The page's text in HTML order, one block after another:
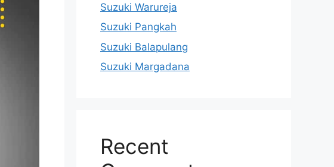
Suzuki Warureja
Suzuki Pangkah
Suzuki Balapulang
Suzuki Margadana
Recent